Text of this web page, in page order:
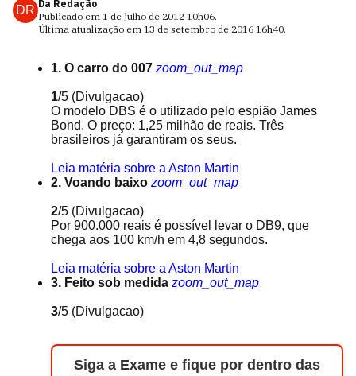
DR Da Redação
Publicado em 1 de julho de 2012 10h06.
Última atualização em 13 de setembro de 2016 16h40.
1. O carro do 007 zoom_out_map
1/5 (Divulgacao)
O modelo DBS é o utilizado pelo espião James
Bond. O preço: 1,25 milhão de reais. Três
brasileiros já garantiram os seus.
Leia matéria sobre a Aston Martin
2. Voando baixo zoom_out_map
2/5 (Divulgacao)
Por 900.000 reais é possível levar o DB9, que
chega aos 100 km/h em 4,8 segundos.
Leia matéria sobre a Aston Martin
3. Feito sob medida zoom_out_map
3/5 (Divulgacao)
Siga a Exame e fique por dentro das